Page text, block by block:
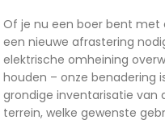
Of je nu een boer bent met
een nieuwe afrastering
elektrische omheining
houden – onze benadering
grondige inventarisatie van
terrein, welke gewenste